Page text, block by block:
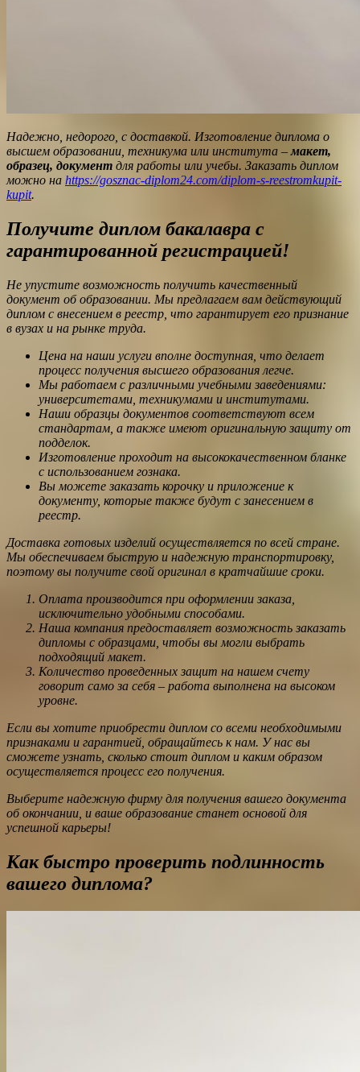
Надежно, недорого, с доставкой. Изготовление диплома о
высшем образовании, техникума или института –макет,
образец, документ для работы или учебы. Заказать диплом
можно на https://gosznac-diplom24.com/diplom-s-reestromkupit-
kupit.
Получите диплом бакалавра с
гарантированной регистрацией!
Не упустите возможность получить качественный
документ об образовании. Мы предлагаем вам действующий
диплом с внесением в реестр, что гарантирует его признание
в вузах и на рынке труда.
Цена на наши услуги вполне доступная, что делает
процесс получения высшего образования легче.
Мы работаем с различными учебными заведениями:
университетами, техникумами и институтами.
Наши образцы документов соответствуют всем
стандартам, а также имеют оригинальную защиту от
подделок.
Изготовление проходит на высококачественном бланке
с использованием гознака.
Вы можете заказать корочку и приложение к
документу, которые также будут с занесением в
реестр.
Доставка готовых изделий осуществляется по всей стране.
Мы обеспечиваем быструю и надежную транспортировку,
поэтому вы получите свой оригинал в кратчайшие сроки.
Оплата производится при оформлении заказа,
исключительно удобными способами.
Наша компания предоставляет возможность заказать
дипломы с образцами, чтобы вы могли выбрать
подходящий макет.
Количество проведенных защит на нашем счету
говорит само за себя – работа выполнена на высоком
уровне.
Если вы хотите приобрести диплом со всеми необходимыми
признаками и гарантией, обращайтесь к нам. У нас вы
сможете узнать, сколько стоит диплом и каким образом
осуществляется процесс его получения.
Выберите надежную фирму для получения вашего документа
об окончании, и ваше образование станет основой для
успешной карьеры!
Как быстро проверить подлинность
вашего диплома?